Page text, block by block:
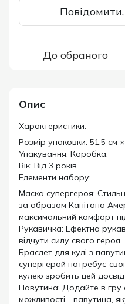
До обраного
Опис
Характеристики:
Розмір упаковки: 51.5 см
Упакування: Коробка.
Вік: Від 3 років.
Елементи набору:
Маска супергероя:
за образом Капітана
максимальний комфорт
Рукавичка: Ефектна
відчути силу свого героя.
Браслет для кулі з
супергерой потребує
кулею зробить цей
Павутина: Додайте в гру
можливості - павутина,